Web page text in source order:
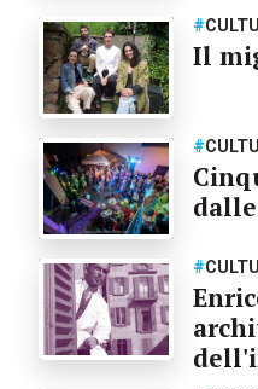
#
Il
#
#